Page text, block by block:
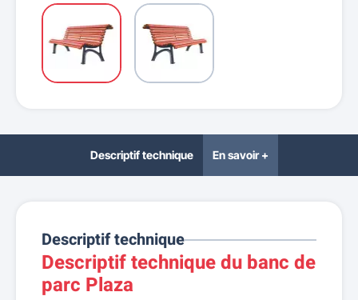
Descriptif technique En savoir +
Descriptif technique
Descriptif technique du banc de
parc Plaza